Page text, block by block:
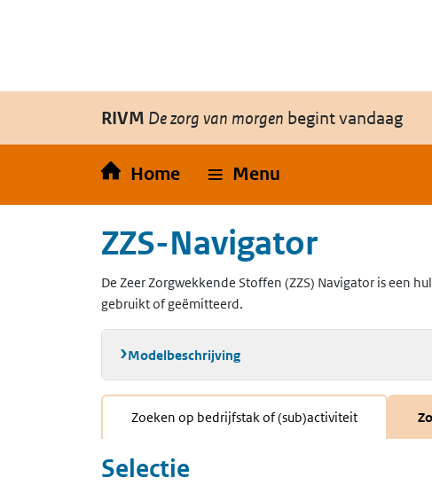
RIVM De zorg van morgen begint vandaag
Home Menu
ZZS-Navigator
De Zeer Zorgwekkende Stoffen (ZZS) Navigator is een
gebruikt of geëmitteerd.
Modelbeschrijving
Zoeken op bedrijfstak of (sub)activiteit
Selectie